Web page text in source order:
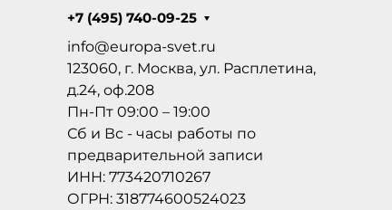
+7 (495) 740-09-25
info@europa-svet.ru
123060, г. Москва, ул. Расплетина,
д.24, оф.208
Пн-Пт 09:00 – 19:00
Сб и Вс - часы работы по
предварительной записи
ИНН: 773420710267
ОГРН: 318774600524023